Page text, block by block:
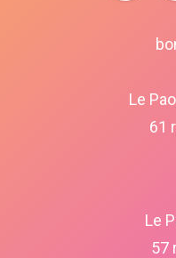
Le
61
Le
57